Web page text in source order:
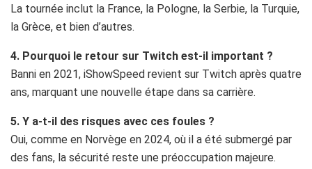
La tournée inclut la France, la Pologne, la Serbie, la Turquie,
la Grèce, et bien d’autres.
4. Pourquoi le retour sur Twitch est-il important ?
Banni en 2021, iShowSpeed revient sur Twitch après quatre
ans, marquant une nouvelle étape dans sa carrière.
5. Y a-t-il des risques avec ces foules ?
Oui, comme en Norvège en 2024, où il a été submergé par
des fans, la sécurité reste une préoccupation majeure.